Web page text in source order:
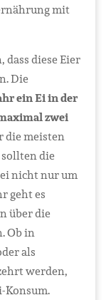
mit
diese Eier
Die
ein Ei in der
zwei
die meisten
die
nicht nur um
geht es
über die
Ob in
als
werden,
Konsum.